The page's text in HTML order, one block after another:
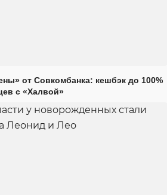
от Совкомбанка: кешбэк до 100%
с «Халвой»